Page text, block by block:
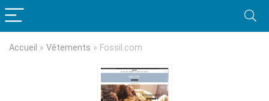
Accueil » Vêtements » Fossil.com